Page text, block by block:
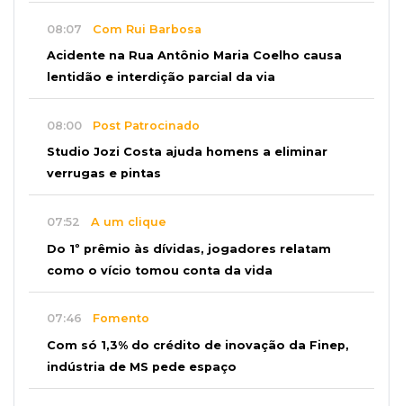
08:07 Com Rui Barbosa
Acidente na Rua Antônio Maria Coelho causa
lentidão e interdição parcial da via
08:00 Post Patrocinado
Studio Jozi Costa ajuda homens a eliminar
verrugas e pintas
07:52 A um clique
Do 1º prêmio às dívidas, jogadores relatam
como o vício tomou conta da vida
07:46 Fomento
Com só 1,3% do crédito de inovação da Finep,
indústria de MS pede espaço